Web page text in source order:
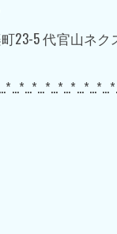
23-5 代官山ネ